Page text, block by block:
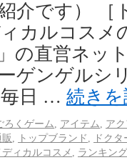
介です）
カルコスメ
の直営ネッ
ゲンゲルシ
毎日 … 続き
ろくゲーム アイテム
ア
トップブランド
ドク
ディカルコスメ
ランキング